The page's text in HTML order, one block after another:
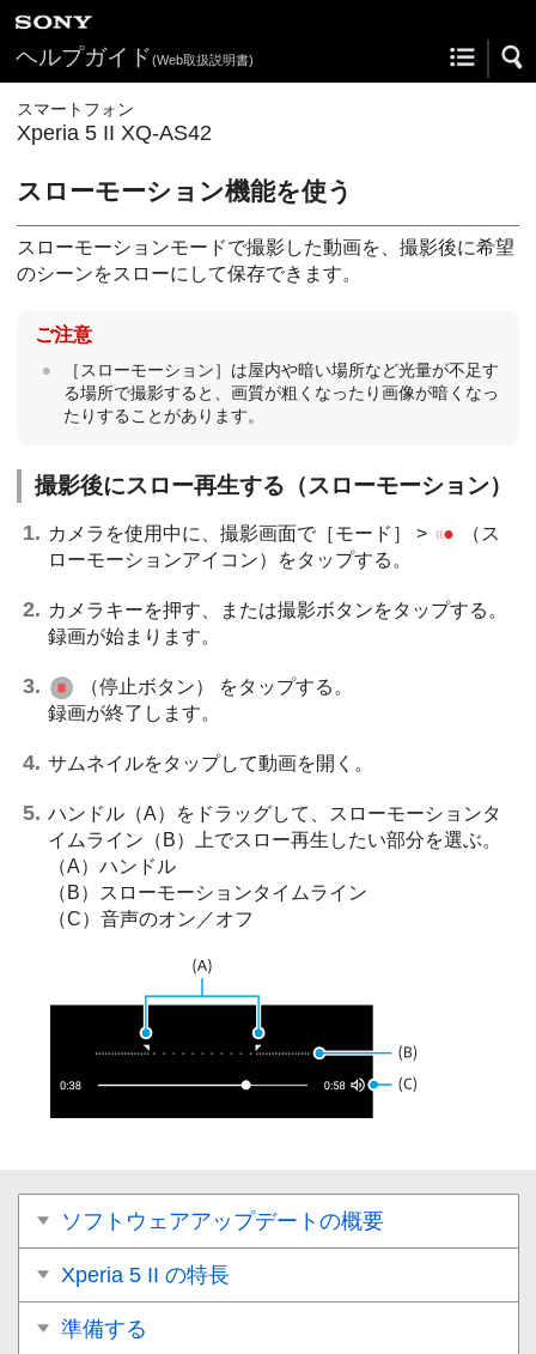
ヘルプガイド(Web取扱説明書)
スマートフォン
Xperia 5 II XQ-AS42
スローモーション機能を使う
スローモーションモードで撮影した動画を、撮影後に希望
のシーンをスローにして保存できます。
ご注意
［スローモーション］は屋内や暗い場所など光量が不足す
る場所で撮影すると、画質が粗くなったり画像が暗くなっ
たりすることがあります。
撮影後にスロー再生する（スローモーション）
カメラを使用中に、撮影画面で［モード］ >
（ス
ローモーションアイコン）
をタップする。
カメラキーを押す、または撮影ボタンをタップする。
録画が始まります。
（停止ボタン） をタップする。
録画が終了します。
サムネイルをタップして動画を開く。
ハンドル（A）をドラッグして、スローモーションタ
イムライン（B）上でスロー再生したい部分を選ぶ。
（A）ハンドル
（B）スローモーションタイムライン
（C）音声のオン／オフ
ソフトウェアアップデートの概要
Xperia 5 II の特長
準備する